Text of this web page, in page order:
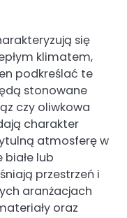
się
klimatem,
podkreślać te
stonowane
czy oliwkowa
charakter
atmosferę w
białe lub
przestrzeń i
aranżacjach
oraz